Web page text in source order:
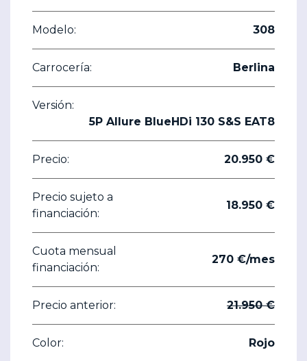
Modelo: 308
Carrocería: Berlina
Versión:
5P Allure BlueHDi 130 S&S EAT8
Precio: 20.950 €
Precio sujeto a
financiación:
18.950 €
Cuota mensual
financiación:
270 €/mes
Precio anterior: 21.950 €
Color: Rojo